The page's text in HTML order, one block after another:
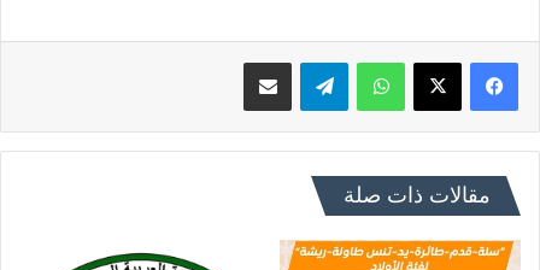
فيسبوك X واتساب تيلقرام
مقالات ذات صلة